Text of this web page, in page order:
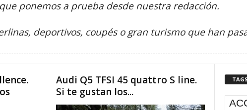
ponemos a prueba desde nuestra redacción.
deportivos, coupés o gran turismo que han
Audi Q5 TFSI 45 quattro S line.
Si te gustan los...